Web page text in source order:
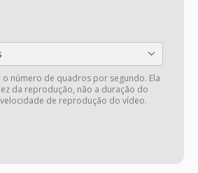
o número de quadros por segundo. Ela
da reprodução, não a duração do
de reprodução do vídeo.